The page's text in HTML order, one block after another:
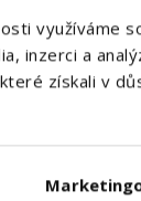
využíváme
inzerci a
získali v